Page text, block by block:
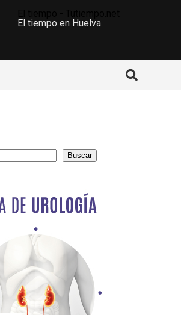
El tiempo en Huelva
Buscar